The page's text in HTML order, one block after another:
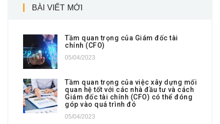
BÀI VIẾT MỚI
Tầm quan trọng của Giám đốc tài
chính (CFO)
05/04/2023
Tầm quan trọng của việc xây dựng mối
quan hệ tốt với các nhà đầu tư và cách
Giám đốc tài chính (CFO) có thể đóng
góp vào quá trình đó
05/04/2023